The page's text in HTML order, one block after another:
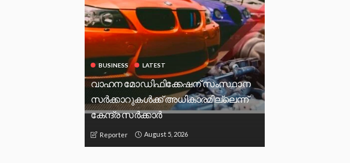
BUSINESS LATEST
വാഹന മോഡിഫിക്കേഷന് സംസ്ഥാന
സർക്കാറുകൾക്ക് അധികാരമില്ലെന്ന്
കേന്ദ്ര സർക്കാർ
Reporter August 5, 2026